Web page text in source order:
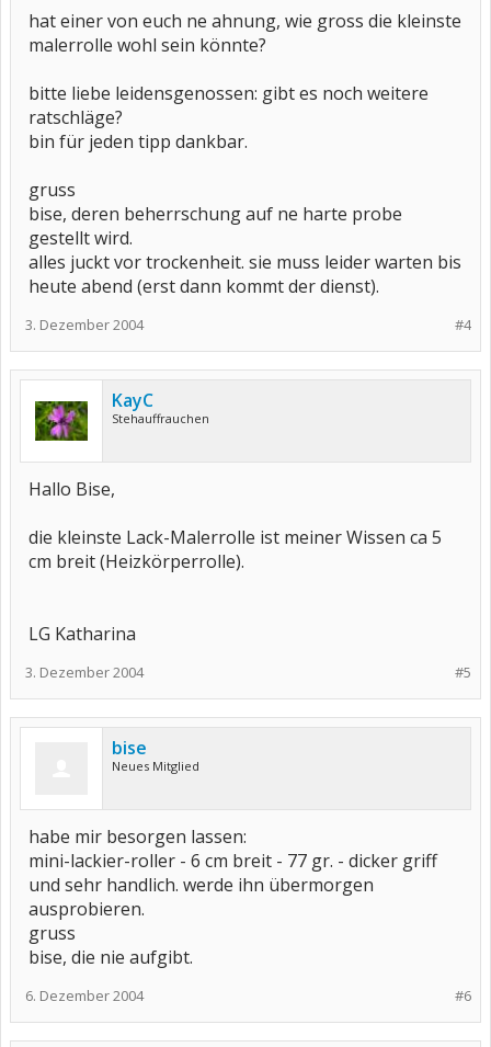
hat einer von euch ne ahnung, wie gross die kleinste
malerrolle wohl sein könnte?
bitte liebe leidensgenossen: gibt es noch weitere
ratschläge?
bin für jeden tipp dankbar.
gruss
bise, deren beherrschung auf ne harte probe
gestellt wird.
alles juckt vor trockenheit. sie muss leider warten bis
heute abend (erst dann kommt der dienst).
#4
3. Dezember 2004
KayC
Stehauffrauchen
Hallo Bise,
die kleinste Lack-Malerrolle ist meiner Wissen ca 5
cm breit (Heizkörperrolle).
LG Katharina
#5
3. Dezember 2004
bise
Neues Mitglied
habe mir besorgen lassen:
mini-lackier-roller - 6 cm breit - 77 gr. - dicker griff
und sehr handlich. werde ihn übermorgen
ausprobieren.
gruss
bise, die nie aufgibt.
#6
6. Dezember 2004